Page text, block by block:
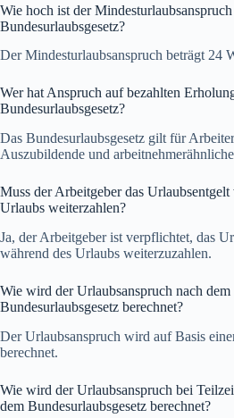
Wie hoch ist der
Bundesurlaubsgesetz?
Der Mindesturlaubsanspruch beträgt 24
Wer hat Anspruch auf bezahlten
Bundesurlaubsgesetz?
Das Bundesurlaubsgesetz gilt für
Auszubildende und
Muss der Arbeitgeber das Urlaubsentgelt
Urlaubs weiterzahlen?
Ja, der Arbeitgeber ist verpflichtet, das
während des Urlaubs weiterzuzahlen.
Wie wird der Urlaubsanspruch nach dem
Bundesurlaubsgesetz berechnet?
Der Urlaubsanspruch wird auf Basis
berechnet.
Wie wird der Urlaubsanspruch bei
dem Bundesurlaubsgesetz berechnet?